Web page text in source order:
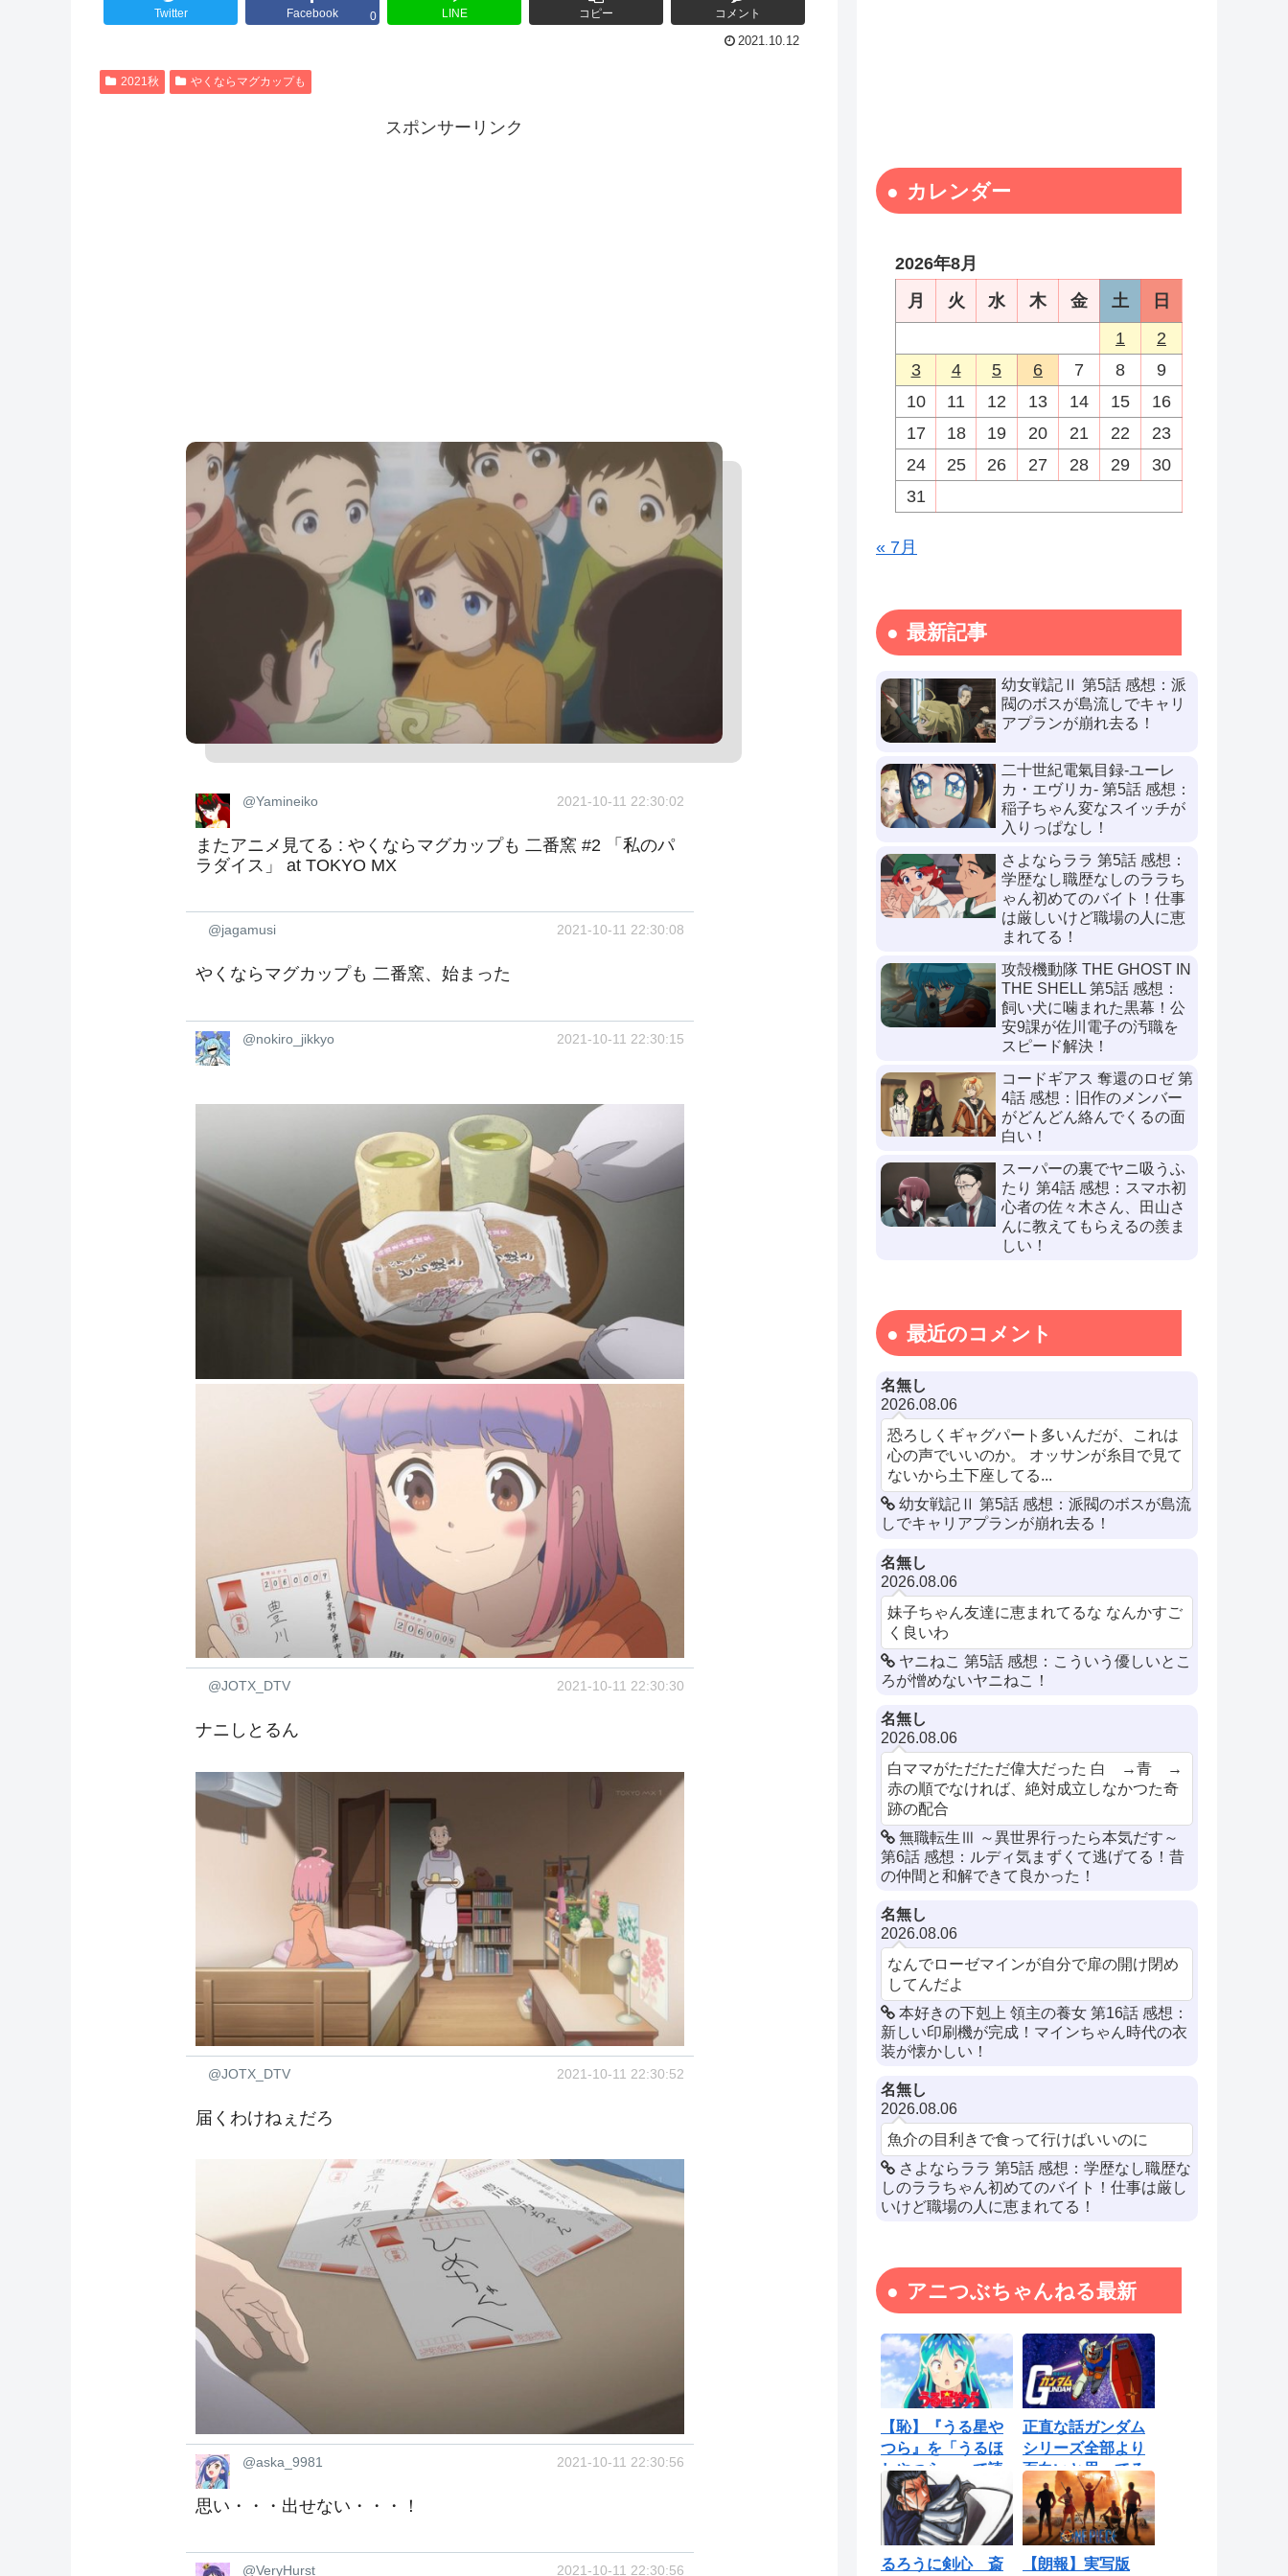
Twitter Facebook 0 LINE コピー コメント
2021.10.12
2021秋 やくならマグカップも
スポンサーリンク
@Yamineiko 2021-10-11 22:30:02
またアニメ見てる : やくならマグカップも 二番窯 #2 「私のパ
ラダイス」 at TOKYO MX
@jagamusi 2021-10-11 22:30:08
やくならマグカップも 二番窯、始まった
@nokiro_jikkyo 2021-10-11 22:30:15
@JOTX_DTV 2021-10-11 22:30:30
ナニしとるん
@JOTX_DTV 2021-10-11 22:30:52
届くわけねぇだろ
@aska_9981 2021-10-11 22:30:56
思い・・・出せない・・・！
@VeryHurst 2021-10-11 22:30:56
カレンダー
2026年8月
月
火 水 木 金 土
日
1
2
3
4 5 6 7 8
9
10
11 12 13 14 15
16
17
18 19 20 21 22
23
24
25 26 27 28 29
30
31
« 7月
最新記事
幼女戦記Ⅱ 第5話 感想：派
閥のボスが島流しでキャリ
アプランが崩れ去る！
二十世紀電氣目録-ユーレ
カ・エヴリカ- 第5話 感想：
稲子ちゃん変なスイッチが
入りっぱなし！
さよならララ 第5話 感想：
学歴なし職歴なしのララち
ゃん初めてのバイト！仕事
は厳しいけど職場の人に恵
まれてる！
攻殻機動隊 THE GHOST IN
THE SHELL 第5話 感想：
飼い犬に噛まれた黒幕！公
安9課が佐川電子の汚職を
スピード解決！
コードギアス 奪還のロゼ 第
4話 感想：旧作のメンバー
がどんどん絡んでくるの面
白い！
スーパーの裏でヤニ吸うふ
たり 第4話 感想：スマホ初
心者の佐々木さん、田山さ
んに教えてもらえるの羨ま
しい！
最近のコメント
名無し
2026.08.06
恐ろしくギャグパート多いんだが、これは
心の声でいいのか。 オッサンが糸目で見て
ないから土下座してる...
幼女戦記Ⅱ 第5話 感想：派閥のボスが島流
しでキャリアプランが崩れ去る！
名無し
2026.08.06
妹子ちゃん友達に恵まれてるな なんかすご
く良いわ
ヤニねこ 第5話 感想：こういう優しいとこ
ろが憎めないヤニねこ！
名無し
2026.08.06
白ママがただただ偉大だった 白 →青 →
赤の順でなければ、絶対成立しなかつた奇
跡の配合
無職転生Ⅲ ～異世界行ったら本気だす～
第6話 感想：ルディ気まずくて逃げてる！昔
の仲間と和解できて良かった！
名無し
2026.08.06
なんでローゼマインが自分で扉の開け閉め
してんだよ
本好きの下剋上 領主の養女 第16話 感想：
新しい印刷機が完成！マインちゃん時代の衣
装が懐かしい！
名無し
2026.08.06
魚介の目利きで食って行けばいいのに
さよならララ 第5話 感想：学歴なし職歴な
しのララちゃん初めてのバイト！仕事は厳し
いけど職場の人に恵まれてる！
アニつぶちゃんねる最新
【恥】『うる星や
つら』を「うるほ
しやつら」って読
んでたわ…勘...
正直な話ガンダム
シリーズ全部より
面白いと思ってる
ロボットアニ...
るろうに剣心 斎 【朗報】実写版